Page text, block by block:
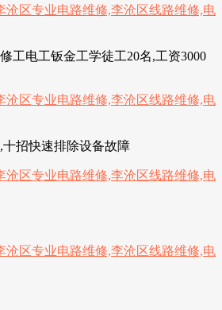
工电工钣金工学徒工20名,工资3000
招快速排除设备故障